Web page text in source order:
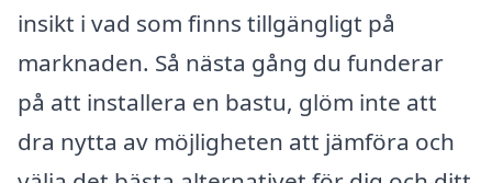
insikt i vad som finns tillgängligt på
marknaden. Så nästa gång du funderar
på att installera en bastu, glöm inte att
dra nytta av möjligheten att jämföra och